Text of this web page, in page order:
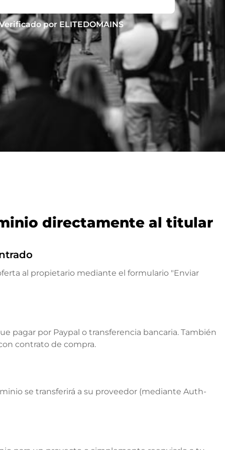
por ELITEDOMAINS
directamente al titular
al propietario mediante el formulario "Enviar
pagar por Paypal o transferencia bancaria. También
contrato de compra.
se transferirá a su proveedor (mediante Auth-